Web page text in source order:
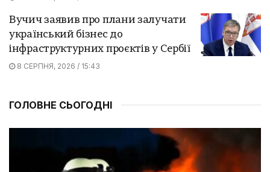
Вучич заявив про плани залучати
український бізнес до
інфраструктурних проєктів у Сербії
8 СЕРПНЯ, 2026 / 15:43
ГОЛОВНЕ СЬОГОДНІ